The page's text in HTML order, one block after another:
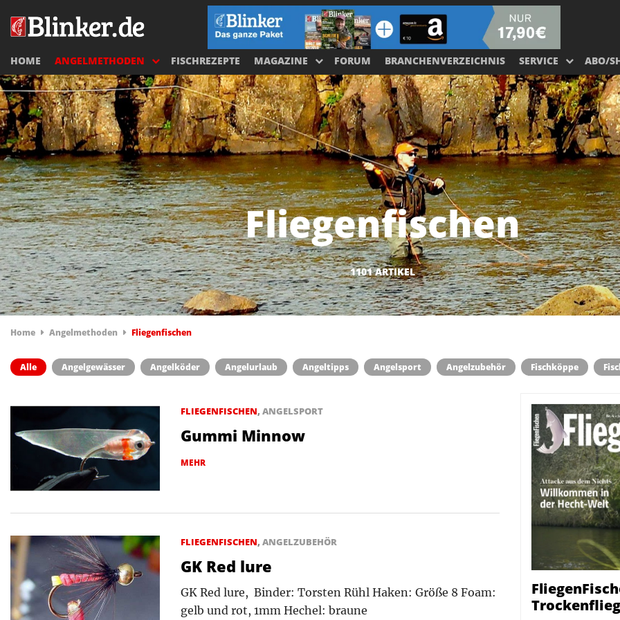
HOME ANGELMETHODEN FISCHREZEPTE MAGAZINE FORUM BRANCHENVERZEICHNIS SERVICE ABO/
Fliegenfischen
1101 ARTIKEL
Home Angelmethoden Fliegenfischen
Alle Angelgewässer Angelköder Angelurlaub Angeltipps Angelsport Angelzubehör Fischköppe
FLIEGENFISCHEN, ANGELSPORT
Gummi Minnow
MEHR
FLIEGENFISCHEN, ANGELZUBEHÖR
GK Red lure
GK Red lure, Binder: Torsten Rühl Haken: Größe 8 Foam:
gelb und rot, 1mm Hechel: braune